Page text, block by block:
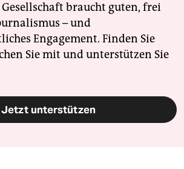
braucht guten, frei
– und
Engagement. Finden Sie
Sie mit und unterstützen Sie
Jetzt unterstützen